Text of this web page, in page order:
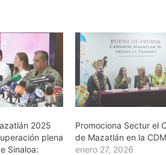
2025
plena
Sinaloa:
Promociona Sectur el
de Mazatlán en la
enero 27, 2026